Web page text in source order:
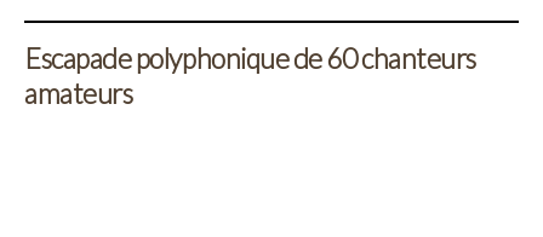
Escapade polyphonique de 60 chanteurs
amateurs